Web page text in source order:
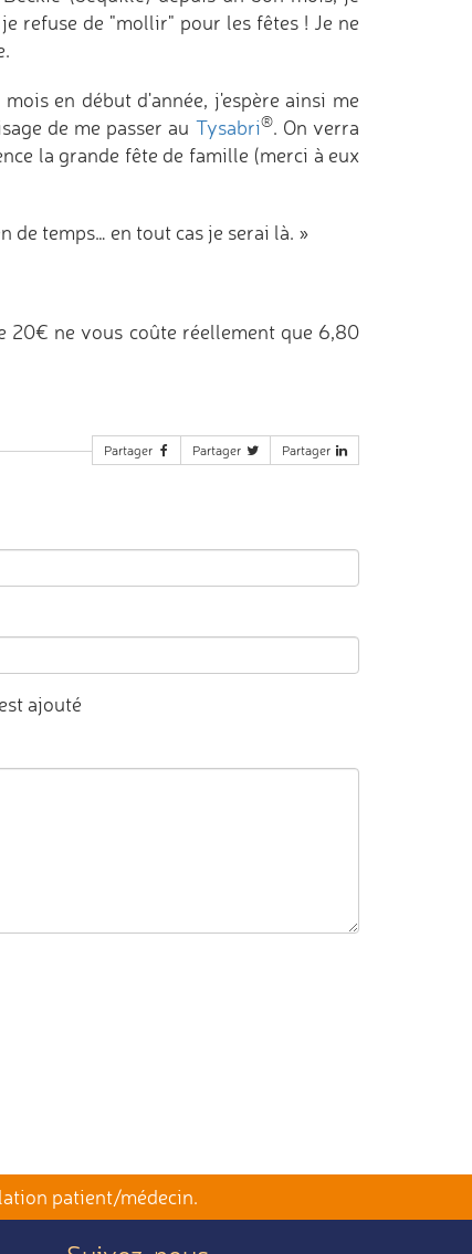
refuse de "mollir" pour les fêtes ! Je ne
en début d'année, j'espère ainsi me
de me passer au Tysabri®. On verra
la grande fête de famille (merci à eux
de temps… en tout cas je serai là. »
20€ ne vous coûte réellement que 6,80
Partager Partager Partager
ajouté
patient/médecin.